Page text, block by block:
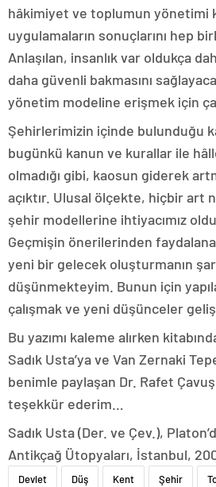
hâkimiyet ve toplumun yönetimi
uygulamaların sonuçlarını hep
Anlaşılan, insanlık var oldukça
daha güvenli bakmasını
yönetim modeline erişmek için
Şehirlerimizin içinde bulunduğu
bugünkü kanun ve kurallar ile
olmadığı gibi, kaosun giderek
açıktır. Ulusal ölçekte, hiçbir art
şehir modellerine ihtiyacımız
Geçmişin önerilerinden
yeni bir gelecek oluşturmanın
düşünmekteyim. Bunun için
çalışmak ve yeni düşünceler
Bu yazımı kaleme alırken
Sadık Usta’ya ve Van Zernaki
benimle paylaşan Dr. Rafet
teşekkür ederim…
Sadık Usta (Der. ve Çev.),
Antikçağ Ütopyaları, İstanbul,
Devlet Düş Kent Şehir